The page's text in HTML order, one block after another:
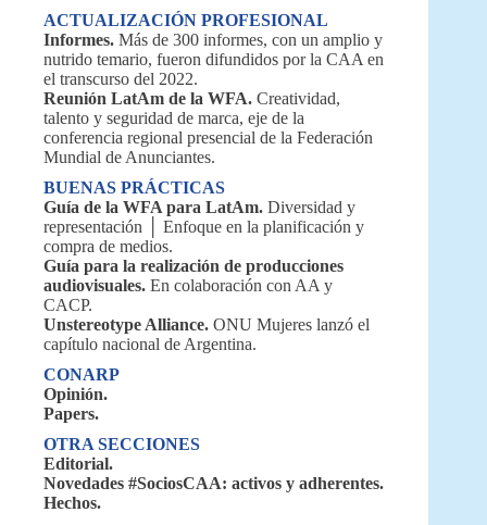
ACTUALIZACIÓN PROFESIONAL
Informes. Más de 300 informes, con un amplio y
nutrido temario, fueron difundidos por la CAA en
el transcurso del 2022.
Reunión LatAm de la WFA. Creatividad,
talento y seguridad de marca, eje de la
conferencia regional presencial de la Federación
Mundial de Anunciantes.
BUENAS PRÁCTICAS
Guía de la WFA para LatAm. Diversidad y
representación │ Enfoque en la planificación y
compra de medios.
Guía para la realización de producciones
audiovisuales. En colaboración con AA y
CACP.
Unstereotype Alliance. ONU Mujeres lanzó el
capítulo nacional de Argentina.
CONARP
Opinión.
Papers.
OTRA SECCIONES
Editorial.
Novedades #SociosCAA: activos y adherentes.
Hechos.